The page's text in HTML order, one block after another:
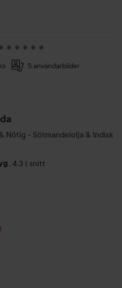
5 användarbilder
Nötig - Sötmandelolja & Indisk
, 4.3 i snitt